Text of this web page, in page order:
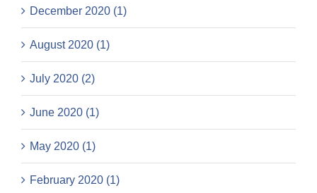
December 2020 (1)
August 2020 (1)
July 2020 (2)
June 2020 (1)
May 2020 (1)
February 2020 (1)